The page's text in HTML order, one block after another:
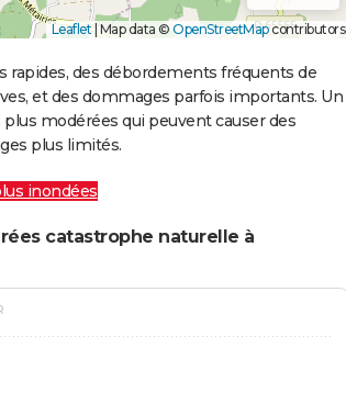
Leaflet| Map data © OpenStreetMapcontributors
rapides, des débordements fréquents de
et des dommages parfois importants. Un
modérées qui peuvent causer des
plus limités.
inondées
catastrophe naturelle à